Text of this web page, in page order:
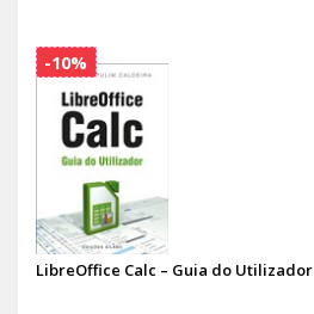
LibreOffice Calc – Guia do Utilizador
-10%